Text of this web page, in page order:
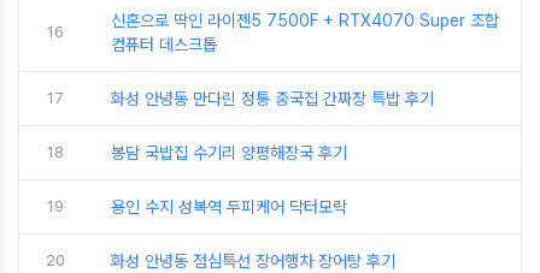
16
신혼으로 딱인 라이젠5 7500F + RTX4070 Super 조합
컴퓨터 데스크톱
17 화성 안녕동 만다린 정통 중국집 간짜장 특밥 후기
18 봉담 국밥집 수기리 양평해장국 후기
19 용인 수지 성복역 두피케어 닥터모락
20 화성 안녕동 점심특선 장어행차 장어탕 후기